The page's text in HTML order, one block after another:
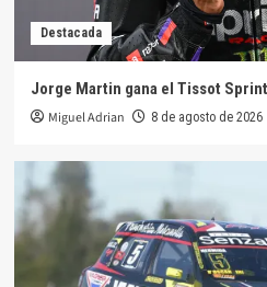
Destacada
Jorge Martin gana el Tissot
Miguel Adrian 8 de agosto de 2026